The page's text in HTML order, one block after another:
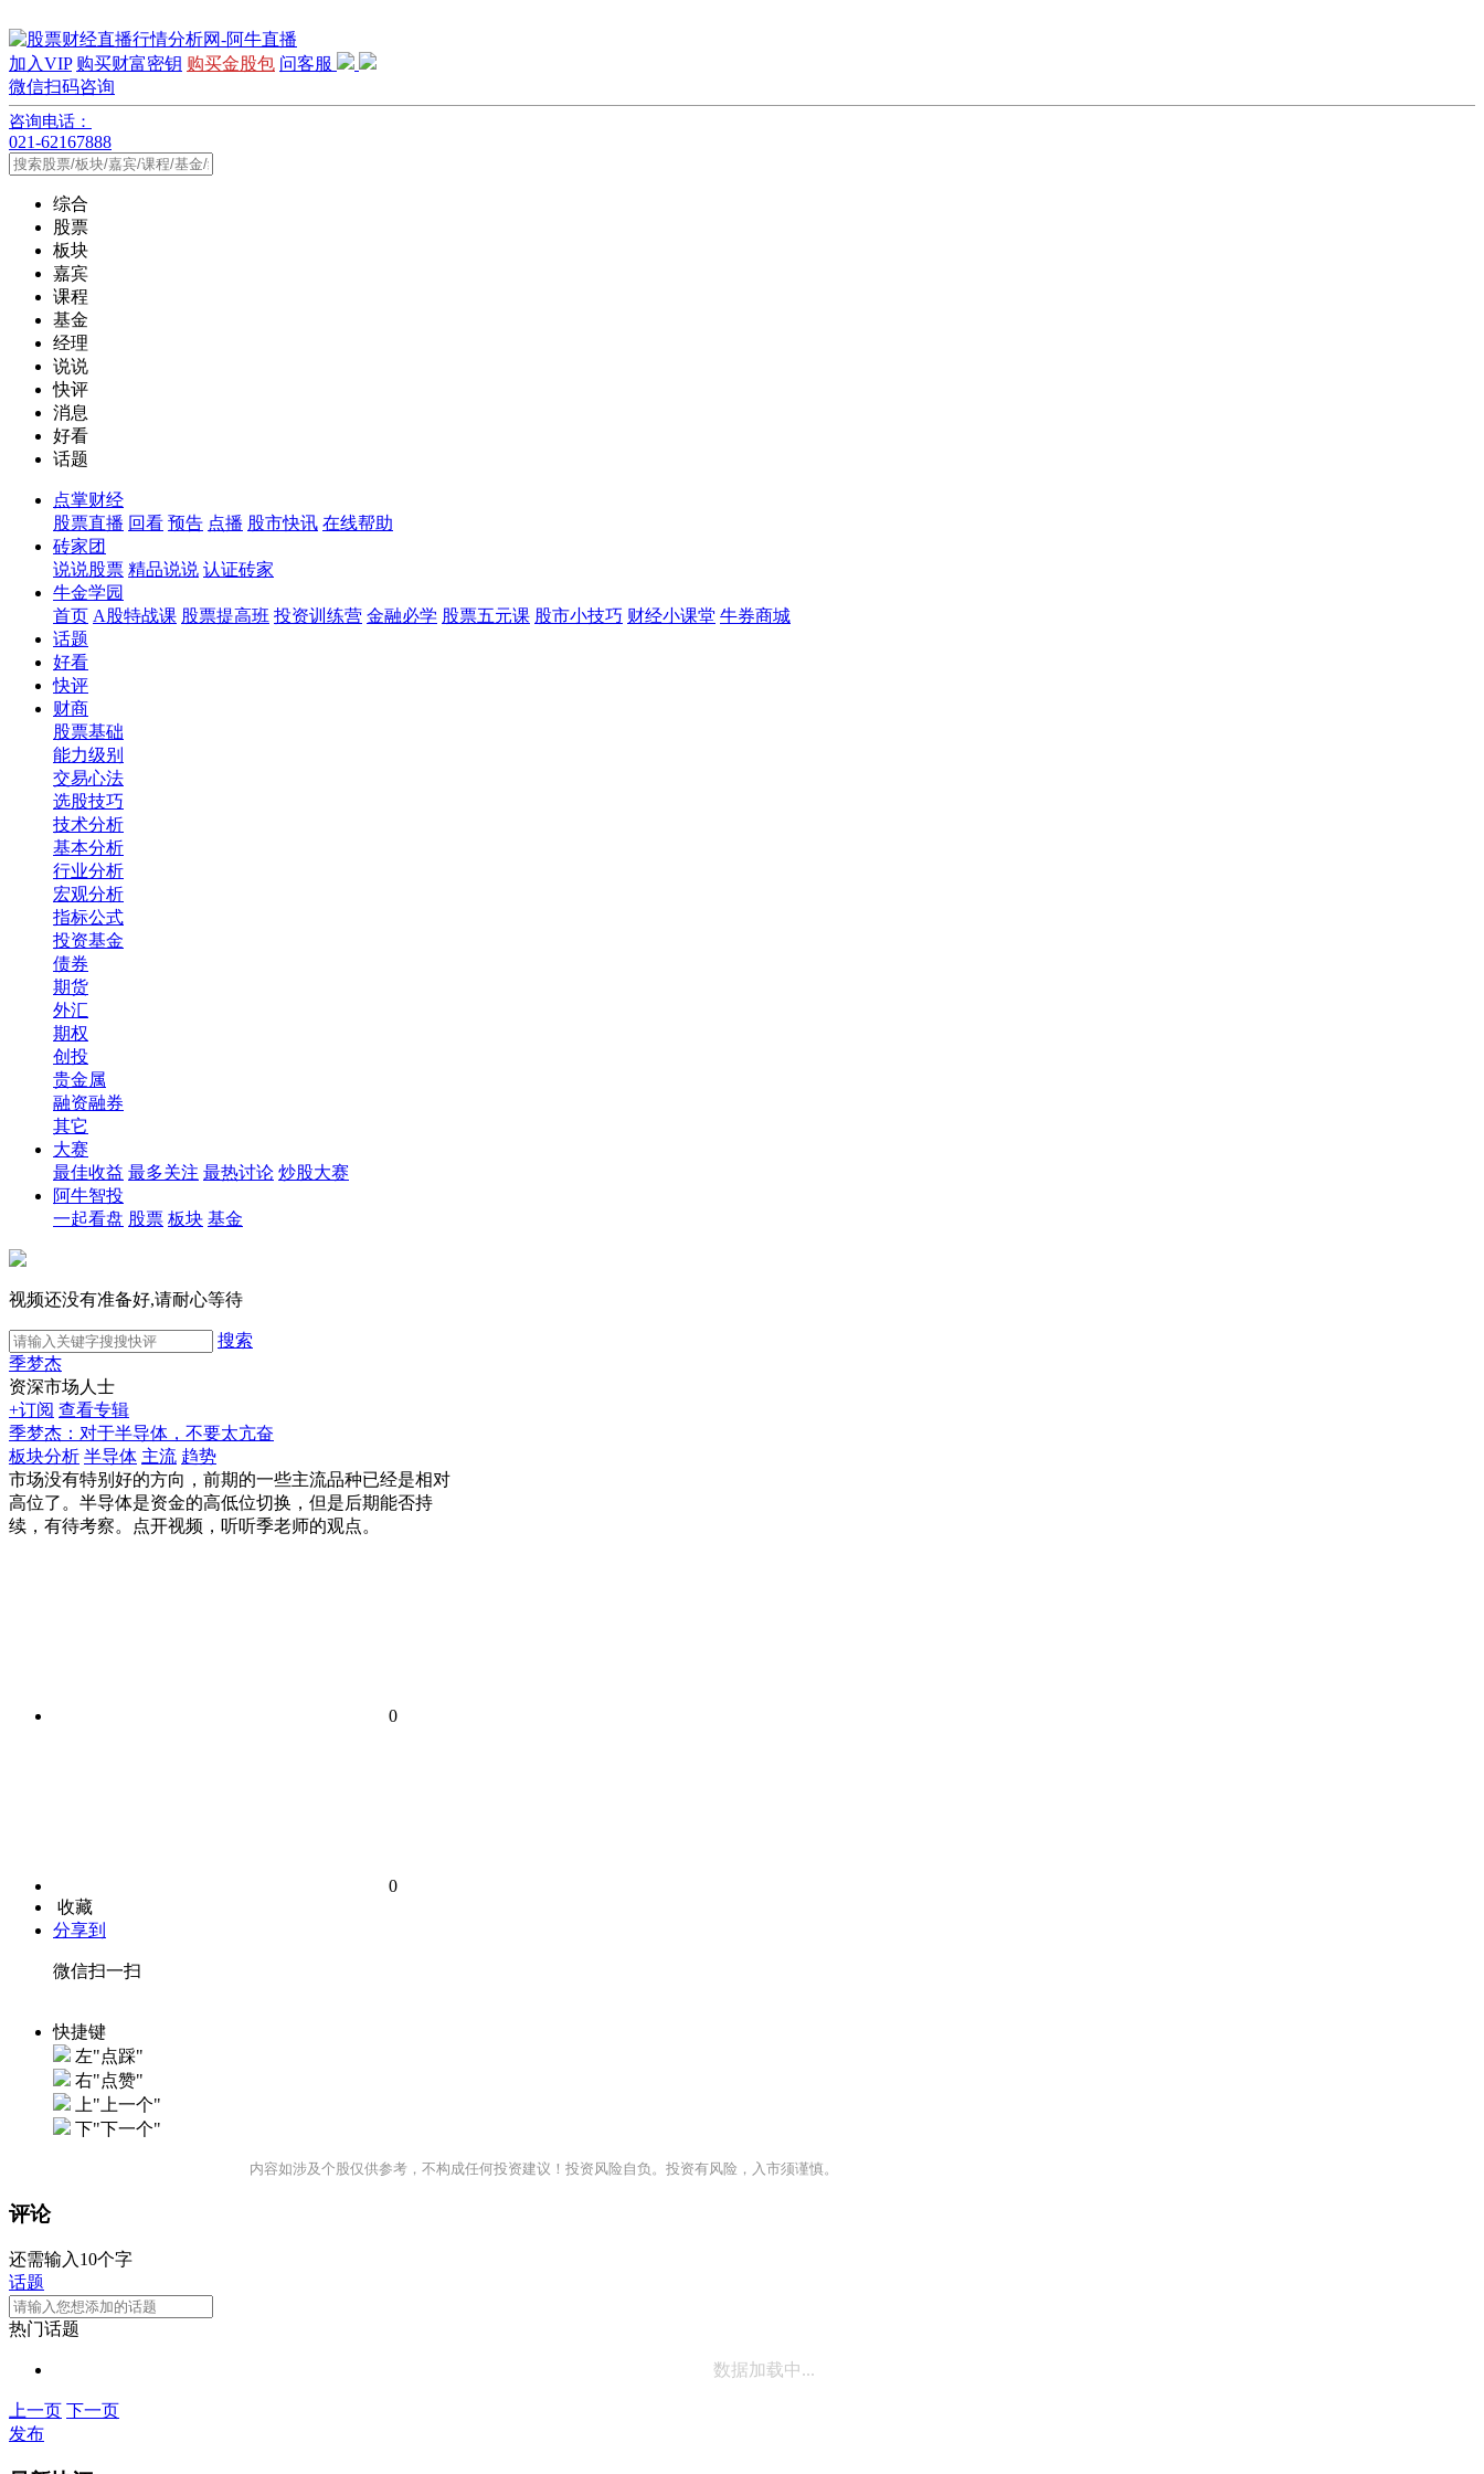
加入VIP 购买财富密钥 购买金股包 问客服
微信扫码咨询
咨询电话：
021-62167888
综合
股票
板块
嘉宾
课程
基金
经理
说说
快评
消息
好看
话题
点掌财经
股票直播 回看 预告 点播 股市快讯 在线帮助
砖家团
说说股票 精品说说 认证砖家
牛金学园
首页 A股特战课 股票提高班 投资训练营 金融必学 股票五元课 股市小技巧 财经小课堂 牛券商城
话题
好看
快评
财商
股票基础
能力级别
交易心法
选股技巧
技术分析
基本分析
行业分析
宏观分析
指标公式
投资基金
债券
期货
外汇
期权
创投
贵金属
融资融券
其它
大赛
最佳收益 最多关注 最热讨论 炒股大赛
阿牛智投
一起看盘 股票 板块 基金
视频还没有准备好,请耐心等待
搜索
季梦杰
资深市场人士
+订阅 查看专辑
季梦杰：对于半导体，不要太亢奋
板块分析 半导体 主流 趋势
市场没有特别好的方向，前期的一些主流品种已经是相对
高位了。半导体是资金的高低位切换，但是后期能否持
续，有待考察。点开视频，听听季老师的观点。
0
0
收藏
分享到
微信扫一扫
快捷键
左"点踩"
右"点赞"
上"上一个"
下"下一个"
内容如涉及个股仅供参考，不构成任何投资建议！投资风险自负。投资有风险，入市须谨慎。
评论
还需输入10个字
话题
热门话题
数据加载中...
上一页 下一页
发布